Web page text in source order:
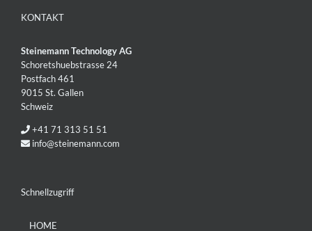
KONTAKT
Steinemann Technology AG
Schoretshuebstrasse 24
Postfach 461
9015 St. Gallen
Schweiz
+41 71 313 51 51
info@steinemann.com
Schnellzugriff
HOME